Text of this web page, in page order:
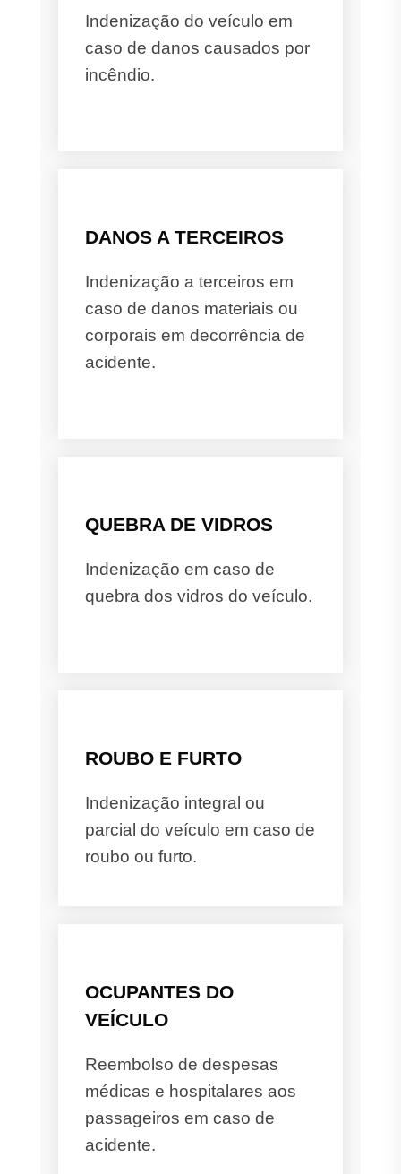
Indenização do veículo em
caso de danos causados por
incêndio.
DANOS A TERCEIROS
Indenização a terceiros em
caso de danos materiais ou
corporais em decorrência de
acidente.
QUEBRA DE VIDROS
Indenização em caso de
quebra dos vidros do veículo.
ROUBO E FURTO
Indenização integral ou
parcial do veículo em caso de
roubo ou furto.
OCUPANTES DO
VEÍCULO
Reembolso de despesas
médicas e hospitalares aos
passageiros em caso de
acidente.